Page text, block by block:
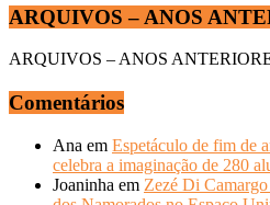
ARQUIVOS – ANOS
ARQUIVOS – ANOS
Comentários
Ana em Espetáculo de fim de
celebra a imaginação de 280
Joaninha em Zezé Di